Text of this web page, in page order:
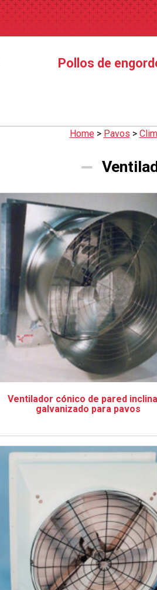
Pollos de
Home> Pavos >
Ventilador cónico de pared
galvanizado para pavos